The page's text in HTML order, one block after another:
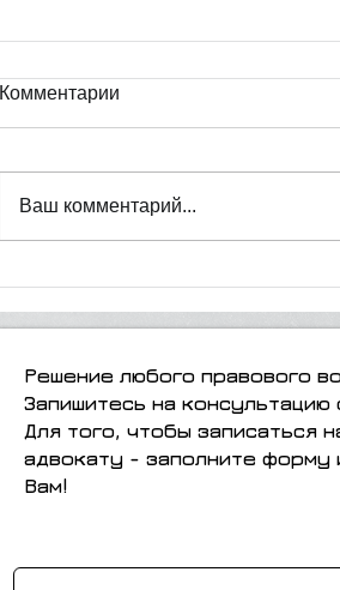
аспекты и возможные риски
Комментарии
Ваш комментарий...
Решение любого правового
Запишитесь на консультацию
Для того, чтобы записаться
адвокату - заполните форму
Вам!